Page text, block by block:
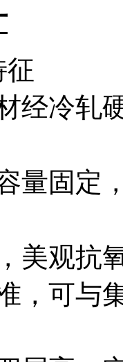
征
经冷轧
量固定
美观抗
，可与